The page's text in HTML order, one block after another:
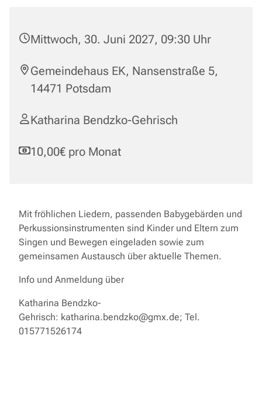
Mittwoch, 30. Juni 2027, 09:30 Uhr
Gemeindehaus EK, Nansenstraße 5,
14471 Potsdam
Katharina Bendzko-Gehrisch
10,00€ pro Monat
Mit fröhlichen Liedern, passenden Babygebärden und
Perkussionsinstrumenten sind Kinder und Eltern zum
Singen und Bewegen eingeladen sowie zum
gemeinsamen Austausch über aktuelle Themen.
Info und Anmeldung über
Katharina Bendzko-
Gehrisch: katharina.bendzko@gmx.de; Tel.
015771526174